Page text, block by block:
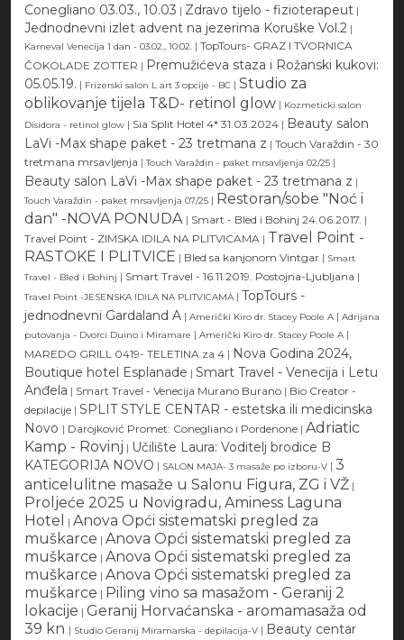
Conegliano 03.03., 10.03 | Zdravo tijelo - fizioterapeut |
Jednodnevni izlet advent na jezerima Koruške Vol.2 |
Karneval Venecija 1 dan - 03.02., 10.02. | TopTours- GRAZ I TVORNICA
ČOKOLADE ZOTTER | Premužićeva staza i Rožanski kukovi:
05.05.19. | Frizerski salon L art 3 opcije - BC | Studio za
oblikovanje tijela T&D- retinol glow | Kozmeticki salon
Disidora - retinol glow | Sia Split Hotel 4* 31.03.2024 | Beauty salon
LaVi -Max shape paket - 23 tretmana z | Touch Varaždin - 30
tretmana mrsavljenja | Touch Varaždin - paket mrsavljenja 02/25 |
Beauty salon LaVi -Max shape paket - 23 tretmana z |
Touch Varaždin - paket mrsavljenja 07/25 | Restoran/sobe "Noć i
dan" -NOVA PONUDA | Smart - Bled i Bohinj 24.06.2017. |
Travel Point - ZIMSKA IDILA NA PLITVICAMA | Travel Point -
RASTOKE I PLITVICE | Bled sa kanjonom Vintgar | Smart
Travel - Bled i Bohinj | Smart Travel - 16.11.2019. Postojna-Ljubljana |
Travel Point -JESENSKA IDILA NA PLITVICAMA | TopTours -
jednodnevni Gardaland A | Američki Kiro dr. Stacey Poole A | Adrijana
putovanja - Dvorci Duino i Miramare | Američki Kiro dr. Stacey Poole A |
MAREDO GRILL 0419- TELETINA za 4 | Nova Godina 2024,
Boutique hotel Esplanade | Smart Travel - Venecija i Letu
Anđela | Smart Travel - Venecija Murano Burano | Bio Creator -
depilacije | SPLIT STYLE CENTAR - estetska ili medicinska
Novo | Darojković Promet: Conegliano i Pordenone | Adriatic
Kamp - Rovinj | Učilište Laura: Voditelj brodice B
KATEGORIJA NOVO | SALON MAJA- 3 masaže po izboru-V | 3
anticelulitne masaže u Salonu Figura, ZG i VŽ |
Proljeće 2025 u Novigradu, Aminess Laguna
Hotel
| Anova Opći sistematski pregled za
muškarce | Anova Opći sistematski pregled za
muškarce | Anova Opći sistematski pregled za
muškarce | Anova Opći sistematski pregled za
muškarce | Piling vino sa masažom - Geranij 2
lokacije | Geranij Horvaćanska - aromamasaža od
39 kn | Studio Geranij Miramarska - depilacija-V | Beauty centar